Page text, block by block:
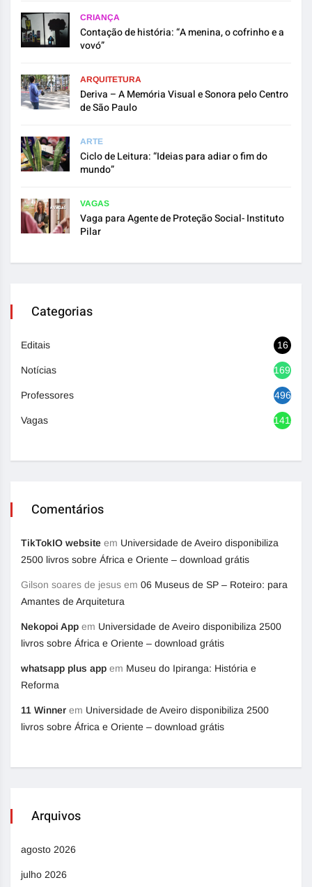
CRIANÇA
Contação de história: “A menina, o cofrinho e a
vovó”
ARQUITETURA
Deriva – A Memória Visual e Sonora pelo Centro
de São Paulo
ARTE
Ciclo de Leitura: “Ideias para adiar o fim do
mundo”
VAGAS
Vaga para Agente de Proteção Social- Instituto
Pilar
Categorias
Editais 16
Notícias 1692
Professores 496
Vagas 1418
Comentários
TikTokIO website em Universidade de Aveiro disponibiliza
2500 livros sobre África e Oriente – download grátis
Gilson soares de jesus em 06 Museus de SP – Roteiro: para
Amantes de Arquitetura
Nekopoi App em Universidade de Aveiro disponibiliza 2500
livros sobre África e Oriente – download grátis
whatsapp plus app em Museu do Ipiranga: História e
Reforma
11 Winner em Universidade de Aveiro disponibiliza 2500
livros sobre África e Oriente – download grátis
Arquivos
agosto 2026
julho 2026